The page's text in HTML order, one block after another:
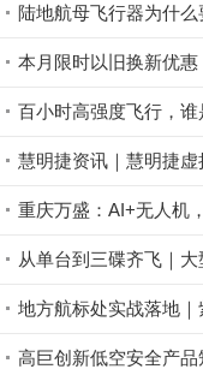
陆地航母飞行器为什么
本月限时以旧换新优
重庆万盛：AI+无人机
从单台到三碟齐飞｜
地方航标处实战落地